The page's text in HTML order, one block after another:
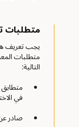
متطلبات
يجب تعريف
متطلبات
التالية:
متطابق
في
صادر